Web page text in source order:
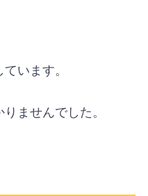
います。
ませんでした。